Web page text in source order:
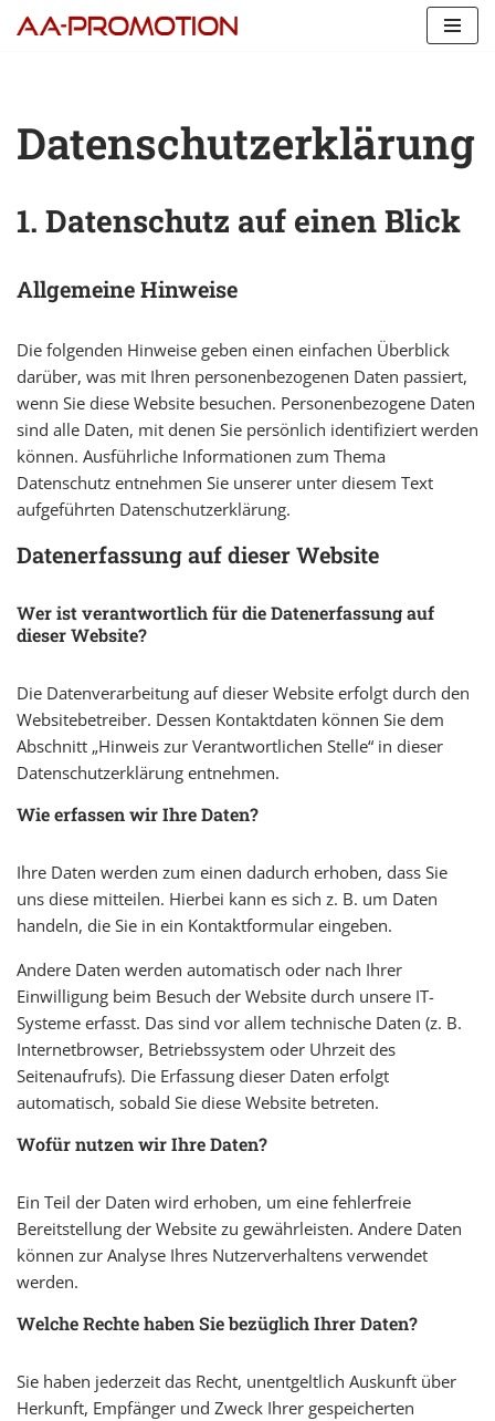
Datenschutzerklärung
1. Datenschutz auf einen Blick
Allgemeine Hinweise
Die folgenden Hinweise geben einen einfachen Überblick
darüber, was mit Ihren personenbezogenen Daten passiert,
wenn Sie diese Website besuchen. Personenbezogene Daten
sind alle Daten, mit denen Sie persönlich identifiziert werden
können. Ausführliche Informationen zum Thema
Datenschutz entnehmen Sie unserer unter diesem Text
aufgeführten Datenschutzerklärung.
Datenerfassung auf dieser Website
Wer ist verantwortlich für die Datenerfassung auf
dieser Website?
Die Datenverarbeitung auf dieser Website erfolgt durch den
Websitebetreiber. Dessen Kontaktdaten können Sie dem
Abschnitt „Hinweis zur Verantwortlichen Stelle“ in dieser
Datenschutzerklärung entnehmen.
Wie erfassen wir Ihre Daten?
Ihre Daten werden zum einen dadurch erhoben, dass Sie
uns diese mitteilen. Hierbei kann es sich z. B. um Daten
handeln, die Sie in ein Kontaktformular eingeben.
Andere Daten werden automatisch oder nach Ihrer
Einwilligung beim Besuch der Website durch unsere IT-
Systeme erfasst. Das sind vor allem technische Daten (z. B.
Internetbrowser, Betriebssystem oder Uhrzeit des
Seitenaufrufs). Die Erfassung dieser Daten erfolgt
automatisch, sobald Sie diese Website betreten.
Wofür nutzen wir Ihre Daten?
Ein Teil der Daten wird erhoben, um eine fehlerfreie
Bereitstellung der Website zu gewährleisten. Andere Daten
können zur Analyse Ihres Nutzerverhaltens verwendet
werden.
Welche Rechte haben Sie bezüglich Ihrer Daten?
Sie haben jederzeit das Recht, unentgeltlich Auskunft über
Herkunft, Empfänger und Zweck Ihrer gespeicherten